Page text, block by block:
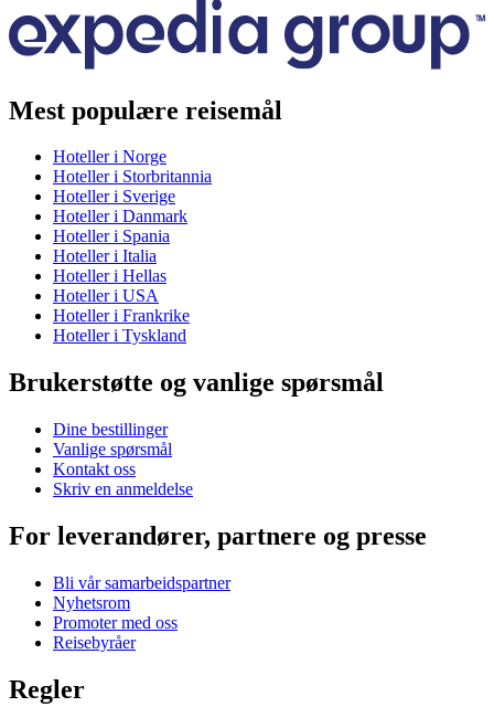
Mest populære reisemål
Hoteller i Norge
Hoteller i Storbritannia
Hoteller i Sverige
Hoteller i Danmark
Hoteller i Spania
Hoteller i Italia
Hoteller i Hellas
Hoteller i USA
Hoteller i Frankrike
Hoteller i Tyskland
Brukerstøtte og vanlige spørsmål
Dine bestillinger
Vanlige spørsmål
Kontakt oss
Skriv en anmeldelse
For leverandører, partnere og presse
Bli vår samarbeidspartner
Nyhetsrom
Promoter med oss
Reisebyråer
Regler